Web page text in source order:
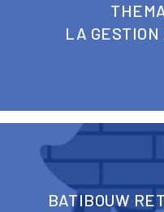
LA
BATIBOUW